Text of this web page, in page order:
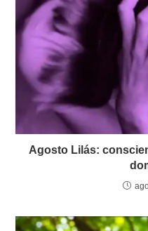
Agosto Lilás: